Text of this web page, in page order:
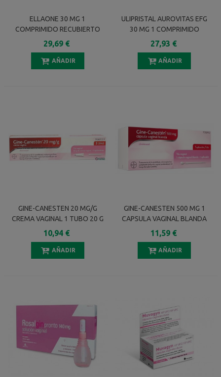
ELLAONE 30 MG 1
COMPRIMIDO RECUBIERTO
29,69 €
AÑADIR
ULIPRISTAL AUROVITAS EFG
30 MG 1 COMPRIMIDO
RECUBIERTO
27,93 €
AÑADIR
GINE-CANESTEN 20 MG/G
CREMA VAGINAL 1 TUBO 20 G
10,94 €
AÑADIR
GINE-CANESTEN 500 MG 1
CAPSULA VAGINAL BLANDA
11,59 €
AÑADIR